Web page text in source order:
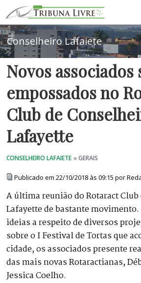
Novos associados
empossados no
Club de
Lafayette
Publicado em 22/10/2018 às 09:15 por
A última reunião do Rotaract
Lafayette de bastante movimento.
ideias a respeito de diversos
sobre o I Festival de Tortas que
cidade, os associados presente
das mais novas Rotaractianas,
Jessica Coelho.